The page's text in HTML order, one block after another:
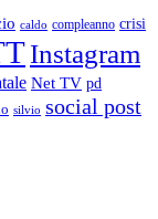
caldo compleanno crisi
Instagram
Net TV pd
silvio social post